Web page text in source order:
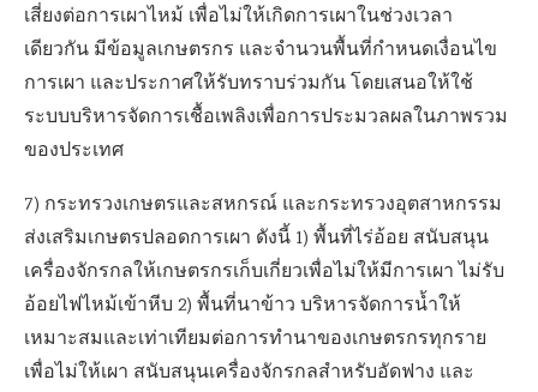
เสี่ยงต่อการเผาไหม้ เพื่อไม่ให้เกิดการเผาในช่วงเวลา
เดียวกัน มีข้อมูลเกษตรกร และจำนวนพื้นที่กำหนดเงื่อนไข
การเผา และประกาศให้รับทราบร่วมกัน โดยเสนอให้ใช้
ระบบบริหารจัดการเชื้อเพลิงเพื่อการประมวลผลในภาพรวม
ของประเทศ
7) กระทรวงเกษตรและสหกรณ์ และกระทรวงอุตสาหกรรม
ส่งเสริมเกษตรปลอดการเผา ดังนี้ 1) พื้นที่ไร่อ้อย สนับสนุน
เครื่องจักรกลให้เกษตรกรเก็บเกี่ยวเพื่อไม่ให้มีการเผา ไม่รับ
อ้อยไฟไหม้เข้าหีบ 2) พื้นที่นาข้าว บริหารจัดการน้ำให้
เหมาะสมและเท่าเทียมต่อการทำนาของเกษตรกรทุกราย
เพื่อไม่ให้เผา สนับสนุนเครื่องจักรกลสำหรับอัดฟาง และ